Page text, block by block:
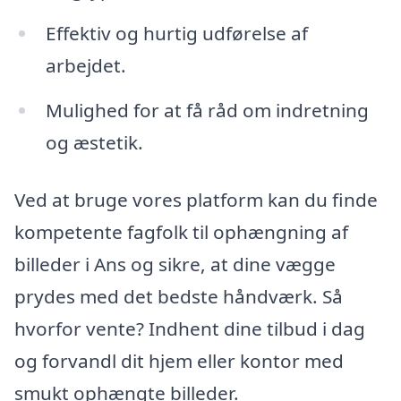
Effektiv og hurtig udførelse af
arbejdet.
Mulighed for at få råd om indretning
og æstetik.
Ved at bruge vores platform kan du finde
kompetente fagfolk til ophængning af
billeder i Ans og sikre, at dine vægge
prydes med det bedste håndværk. Så
hvorfor vente? Indhent dine tilbud i dag
og forvandl dit hjem eller kontor med
smukt ophængte billeder.